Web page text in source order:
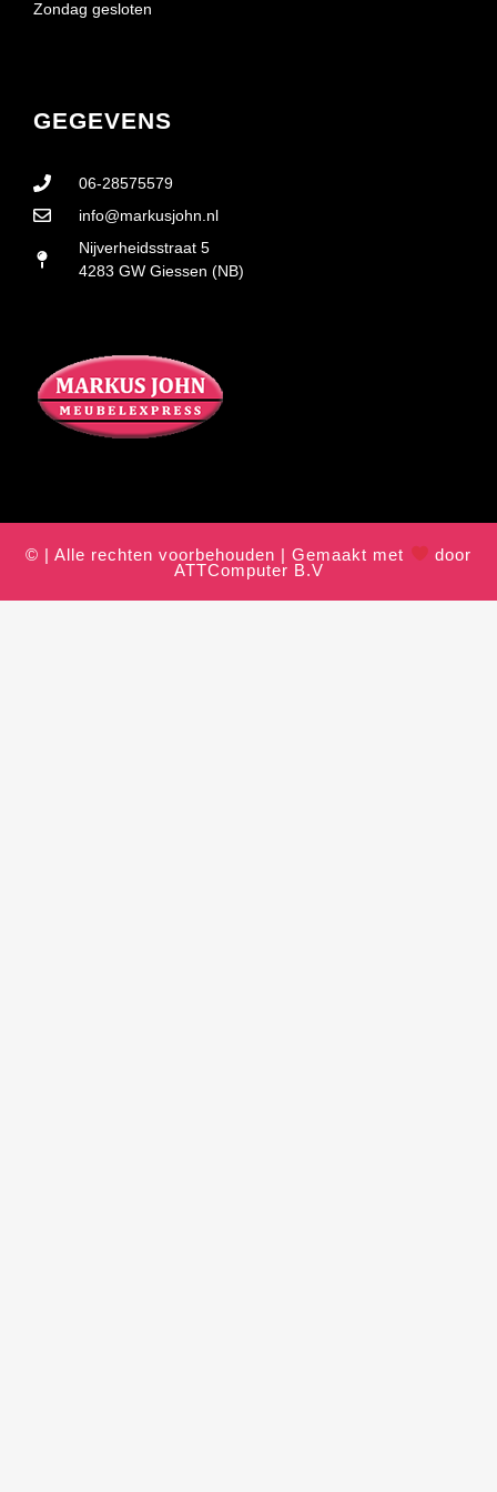
GEGEVENS
06-28575579
info@markusjohn.nl
Nijverheidsstraat 5
4283 GW Giessen (NB)
Zondag gesloten
© | Alle rechten voorbehouden | Gemaakt met
door
ATTComputer B.V